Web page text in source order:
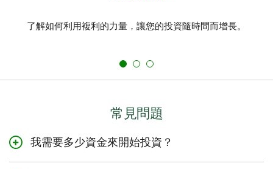
了解如何利用複利的力量，讓您的投資隨時間而增長。
常見問題
我需要多少資金來開始投資？
您需要投資的金額視乎您的財務目標和產品的最低投資限